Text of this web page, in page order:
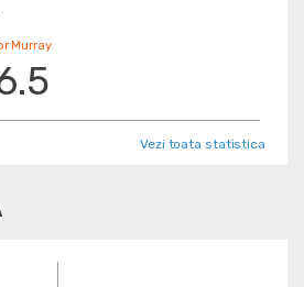
Murray
Vezi toata statistica